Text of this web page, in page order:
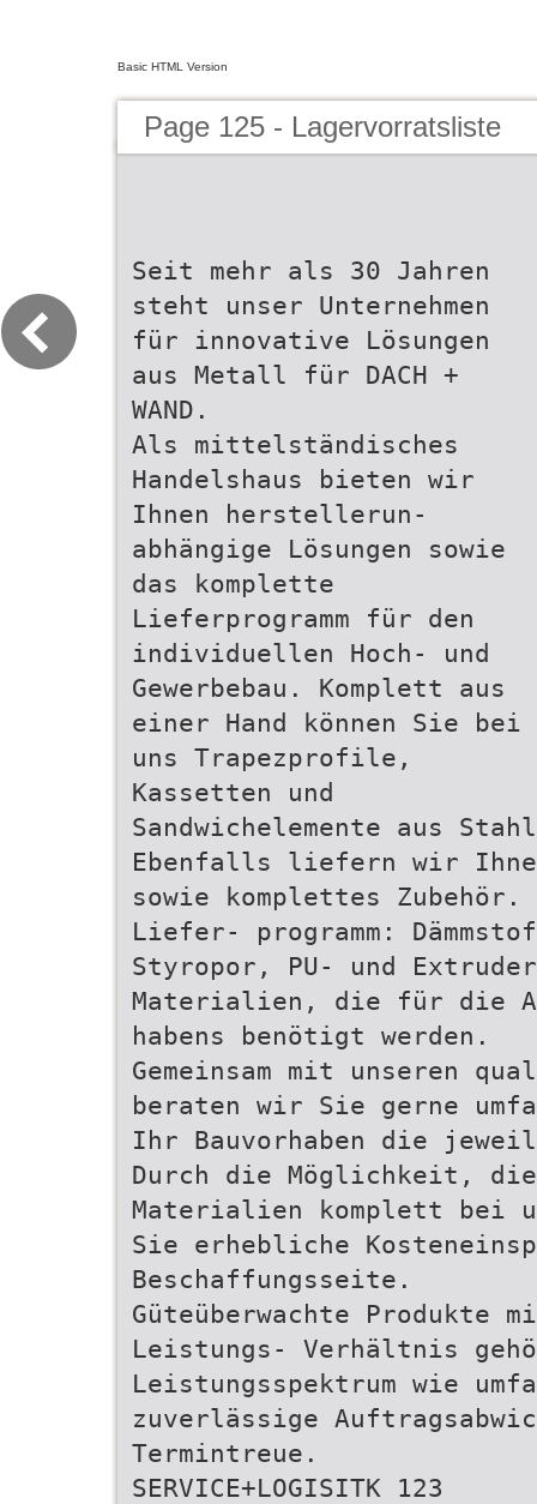
Basic HTML Version
Page 125 - Lagervorratsliste
Seit mehr als 30 Jahren
steht unser Unternehmen
für innovative Lösungen
aus Metall für DACH +
WAND.
Als mittelständisches
Handelshaus bieten wir
Ihnen herstellerun-
abhängige Lösungen sowie
das komplette
Lieferprogramm für den
individuellen Hoch- und
Gewerbebau. Komplett aus
einer Hand können Sie bei
uns Trapezprofile,
Kassetten und
Sandwichelemente aus
Ebenfalls liefern wir
sowie komplettes
Liefer- programm:
Styropor, PU- und
Materialien, die für die
habens benötigt werden.
Gemeinsam mit unseren
beraten wir Sie gerne
Ihr Bauvorhaben die
Durch die Möglichkeit,
Materialien komplett bei
Sie erhebliche
Beschaffungsseite.
Güteüberwachte Produkte
Leistungs- Verhältnis
Leistungsspektrum wie
zuverlässige
Termintreue.
SERVICE+LOGISITK 123